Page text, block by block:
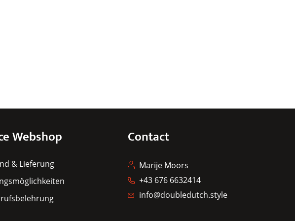
Webshop
& Lieferung
Contact
Marije Moors
+43 676 6632414
info@doubledutch.style